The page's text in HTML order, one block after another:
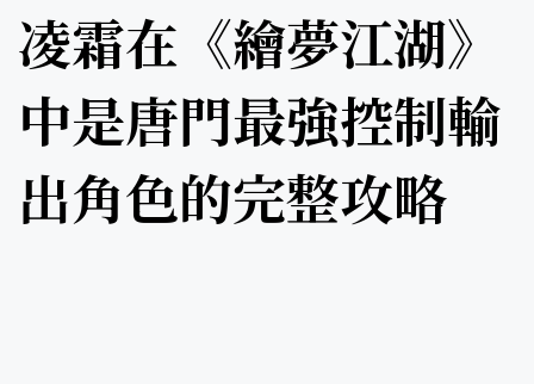
凌霜在《繪夢江湖》
中是唐門最強控制輸
出角色的完整攻略